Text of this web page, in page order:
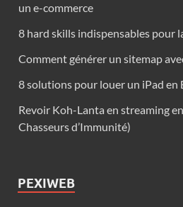
un e-commerce
8 hard skills indispensables pour
Comment générer un sitemap
8 solutions pour louer un iPad en
Revoir Koh-Lanta en streaming
Chasseurs d’Immunité)
PEXIWEB